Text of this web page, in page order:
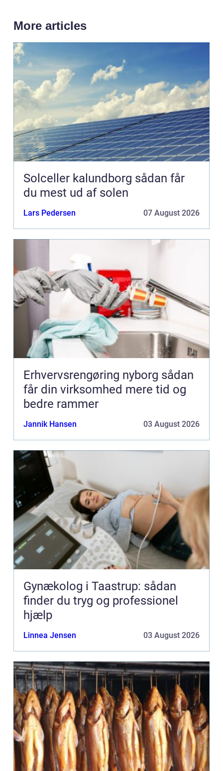
More articles
Solceller kalundborg sådan får
du mest ud af solen
Lars Pedersen 07 August 2026
Erhvervsrengøring nyborg sådan
får din virksomhed mere tid og
bedre rammer
Jannik Hansen 03 August 2026
Gynækolog i Taastrup: sådan
finder du tryg og professionel
hjælp
Linnea Jensen 03 August 2026